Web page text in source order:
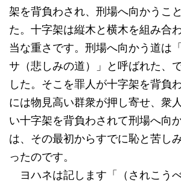
架を背負わされ、刑場へ向かうこ
た。十字架は縦木と横木を組み合
当な重さです。刑場へ向かう道は
サ（悲しみの道）」と呼ばれた、
した。そこを罪人が十字架を背負
には物見高い群衆が押し寄せ、衆
い十字架を背負わされて刑場へ向
は、その最初からすでに恥と苦し
ったのです。
ヨハネは記します「（されこう